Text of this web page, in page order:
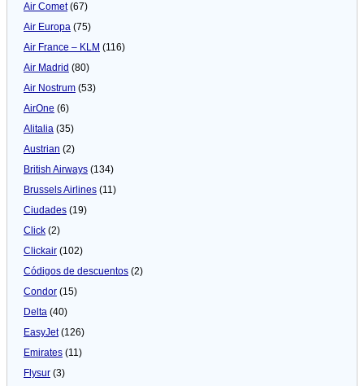
Air Comet(67)
Air Europa (75)
Air France – KLM (116)
Air Madrid (80)
Air Nostrum (53)
AirOne (6)
Alitalia (35)
Austrian (2)
British Airways (134)
Brussels Airlines (11)
Ciudades (19)
Click (2)
Clickair (102)
Códigos de descuentos (2)
Condor (15)
Delta (40)
EasyJet(126)
Emirates (11)
Flysur (3)